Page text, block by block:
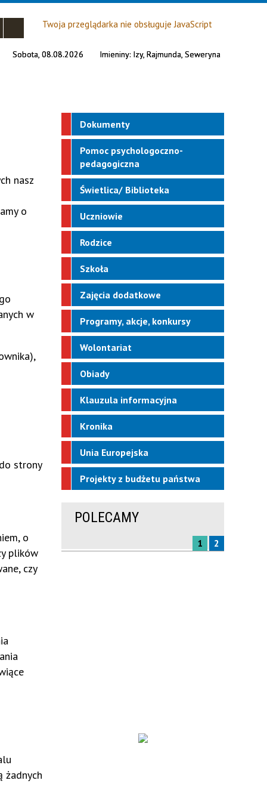
Twoja przeglądarka nie obsługuje JavaScript
Sobota, 08.08.2026 Imieniny: Izy, Rajmunda, Seweryna
nasz
o
w
strony
o
plików
czy
żadnych
Dokumenty
Pomoc psychologoczno-
pedagogiczna
Świetlica/ Biblioteka
Uczniowie
Rodzice
Szkoła
Zajęcia dodatkowe
Programy, akcje, konkursy
Wolontariat
Obiady
Klauzula informacyjna
Kronika
Unia Europejska
Projekty z budżetu państwa
POLECAMY
1 2